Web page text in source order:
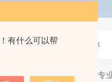
有什么可以帮
热门关键词：石油产品专